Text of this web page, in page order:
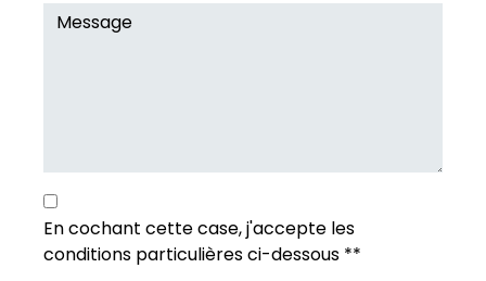
En cochant cette case, j'accepte les
conditions particulières ci-dessous **